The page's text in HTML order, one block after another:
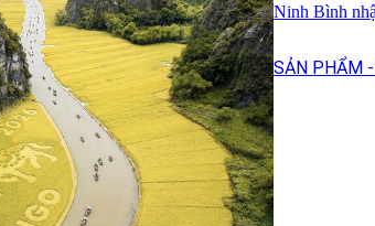
Ninh Bình
SẢN PHẨM